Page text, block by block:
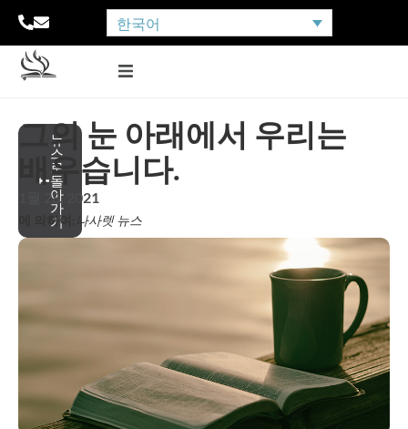
한국어
뉴
스
로
돌
아
가
기
그의 눈 아래에서 우리는
배우습니다.
1월 28, 2021
에 의하여: 나사렛 뉴스